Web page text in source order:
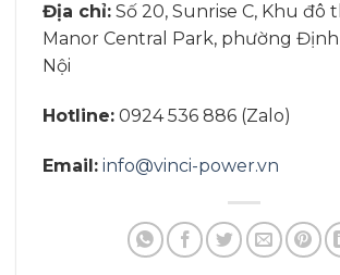
Địa chỉ: Số 20, Sunrise C, Khu đô
Manor Central Park, phường Định
Nội
Hotline: 0924 536 886 (Zalo)
Email: info@vinci-power.vn